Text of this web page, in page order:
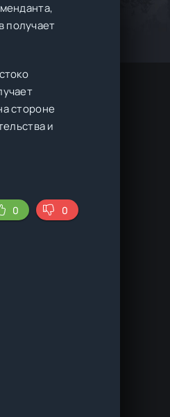
получает
стороне
и
0 0